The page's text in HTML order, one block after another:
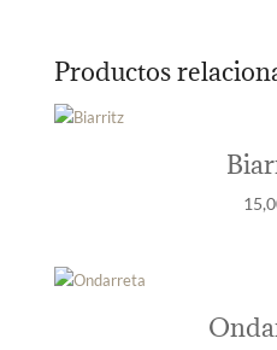
Productos